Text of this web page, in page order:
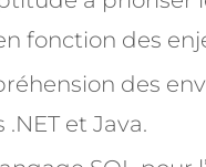
fonction des
des
et Java.